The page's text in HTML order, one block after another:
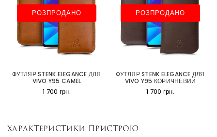
РОЗПРОДАНО
ФУТЛЯР STENK ELEGANCE ДЛЯ
VIVO Y95 CAMEL
1 700 грн.
РОЗПРОДАНО
ФУТЛЯР STENK ELEGANCE ДЛЯ
VIVO Y95 КОРИЧНЕВИЙ
1 700 грн.
Характеристики пристрою